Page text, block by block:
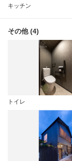
キッチン
その他 (4)
トイレ